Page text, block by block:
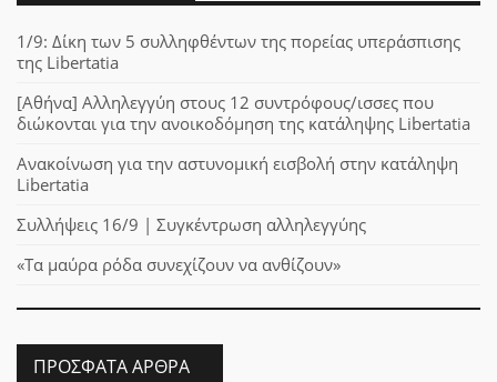
1/9: Δίκη των 5 συλληφθέντων της πορείας υπεράσπισης
της Libertatia
[Αθήνα] Αλληλεγγύη στους 12 συντρόφους/ισσες που
διώκονται για την ανοικοδόμηση της κατάληψης Libertatia
Ανακοίνωση για την αστυνομική εισβολή στην κατάληψη
Libertatia
Συλλήψεις 16/9 | Συγκέντρωση αλληλεγγύης
«Τα μαύρα ρόδα συνεχίζουν να ανθίζουν»
ΠΡΌΣΦΑΤΑ ΆΡΘΡΑ